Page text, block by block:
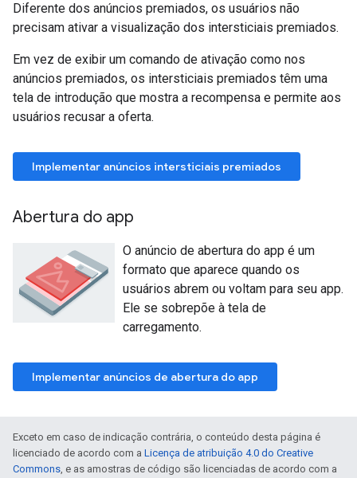
Diferente dos anúncios premiados, os usuários não
precisam ativar a visualização dos intersticiais premiados.
Em vez de exibir um comando de ativação como nos
anúncios premiados, os intersticiais premiados têm uma
tela de introdução que mostra a recompensa e permite aos
usuários recusar a oferta.
Implementar anúncios intersticiais premiados
Abertura do app
O anúncio de abertura do app é um
formato que aparece quando os
usuários abrem ou voltam para seu app.
Ele se sobrepõe à tela de
carregamento.
Implementar anúncios de abertura do app
Exceto em caso de indicação contrária, o conteúdo desta página é
licenciado de acordo com a Licença de atribuição 4.0 do Creative
Commons, e as amostras de código são licenciadas de acordo com a